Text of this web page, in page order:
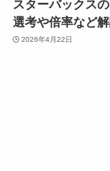
スターバックス
選考や倍率など
2026年4月22日